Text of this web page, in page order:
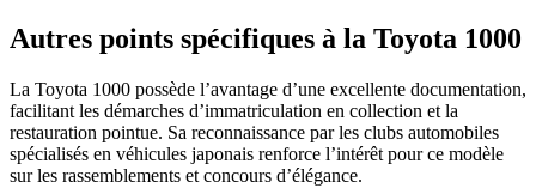
Autres points spécifiques à la Toyota 1000
La Toyota 1000 possède l’avantage d’une excellente documentation,
facilitant les démarches d’immatriculation en collection et la
restauration pointue. Sa reconnaissance par les clubs automobiles
spécialisés en véhicules japonais renforce l’intérêt pour ce modèle
sur les rassemblements et concours d’élégance.